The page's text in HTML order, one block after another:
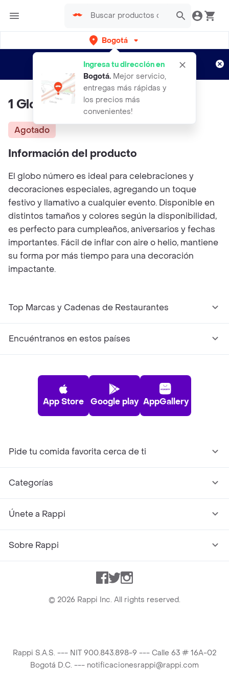
Bogotá
Ingresa tu dirección en
Bogotá. Mejor servicio,
entregas más rápidas y
los precios más
convenientes!
envíos gratis por semanas
Aplican TyC
1 Globo Numero Dorado 32"
Agotado
Información del producto
El globo número es ideal para celebraciones y
decoraciones especiales, agregando un toque
festivo y llamativo a cualquier evento. Disponible en
distintos tamaños y colores según la disponibilidad,
es perfecto para cumpleaños, aniversarios y fechas
importantes. Fácil de inflar con aire o helio, mantiene
su forma por más tiempo para una decoración
impactante.
Top Marcas y Cadenas de Restaurantes
Encuéntranos en estos países
App Store Google play AppGallery
Pide tu comida favorita cerca de ti
Categorías
Únete a Rappi
Sobre Rappi
Facebook
TwitterInstagram
© 2026 Rappi Inc. All rights reserved.
Rappi S.A.S. --- NIT 900.843.898-9 --- Calle 63 # 16A-02
Bogotá D.C. --- notificacionesrappi@rappi.com